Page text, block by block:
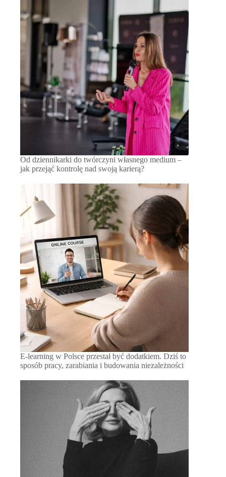
Od dziennikarki do twórczyni własnego medium –
jak przejąć kontrolę nad swoją karierą?
E-learning w Polsce przestał być dodatkiem. Dziś to
sposób pracy, zarabiania i budowania niezależności